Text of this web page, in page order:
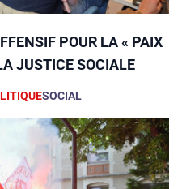
POUR LA « PAIX
JUSTICE SOCIALE
SOCIAL